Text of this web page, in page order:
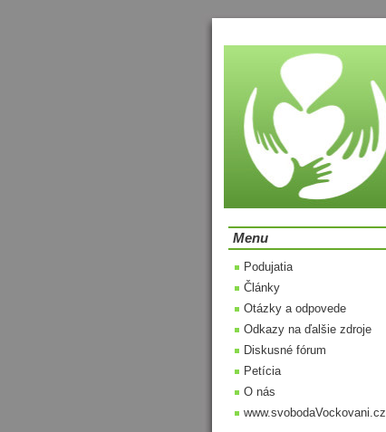
Menu
Podujatia
Články
Otázky a odpovede
Odkazy na ďalšie zdroje
Diskusné fórum
Petícia
O nás
www.svobodaVockovani.cz